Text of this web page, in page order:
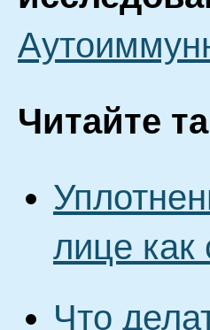
Читайте
лице
Что